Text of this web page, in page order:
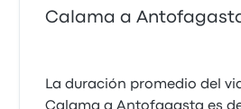
Calama a
La duración promedio del
Calama a Antofagasta es